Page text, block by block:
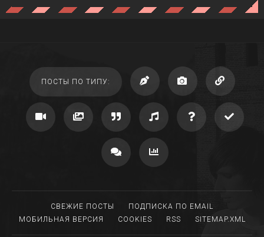
ПОСТЫ ПО ТИПУ:
СВЕЖИЕ ПОСТЫ
ПОДПИСКА ПО EMAIL
МОБИЛЬНАЯ ВЕРСИЯ
COOKIES RSS SITEMAP.XML